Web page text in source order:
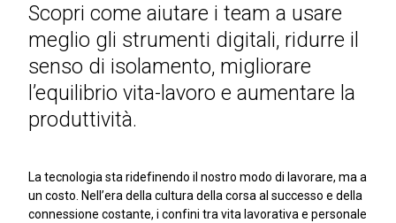
Scopri come aiutare i team a usare
meglio gli strumenti digitali, ridurre il
senso di isolamento, migliorare
l’equilibrio vita-lavoro e aumentare la
produttività.
La tecnologia sta ridefinendo il nostro modo di lavorare, ma a
un costo. Nell’era della cultura della corsa al successo e della
connessione costante, i confini tra vita lavorativa e personale